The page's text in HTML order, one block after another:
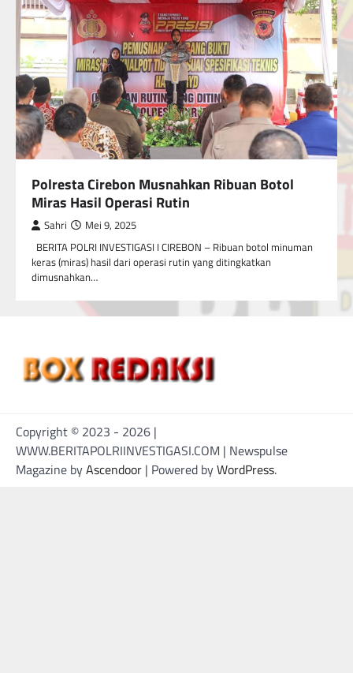
Polresta Cirebon Musnahkan Ribuan Botol
Miras Hasil Operasi Rutin
Sahri Mei 9, 2025
BERITA POLRI INVESTIGASI I CIREBON – Ribuan botol minuman
keras (miras) hasil dari operasi rutin yang ditingkatkan
dimusnahkan…
Copyright © 2023 - 2026 |
WWW.BERITAPOLRIINVESTIGASI.COM | Newspulse
Magazine byAscendoor | Powered byWordPress.